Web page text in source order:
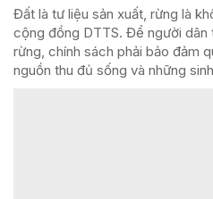
Đất là tư liệu sản xuất, rừng là
cộng đồng DTTS. Để người
rừng, chính sách phải bảo đảm
nguồn thu đủ sống và những